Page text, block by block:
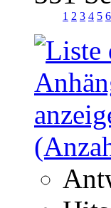
1 2 3 4 5 6